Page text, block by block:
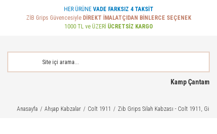
HER ÜRÜNE VADE FARKSIZ 4 TAKSİT
ZİB Grips Güvencesiyle DİREKT İMALATÇIDAN BİNLERCE SEÇENEK
1000 TL ve ÜZERİ ÜCRETSİZ KARGO
Kamp Çantam
Anasayfa Ahşap Kabzalar Colt 1911 Zib Grips Silah Kabzası - Colt 1911,